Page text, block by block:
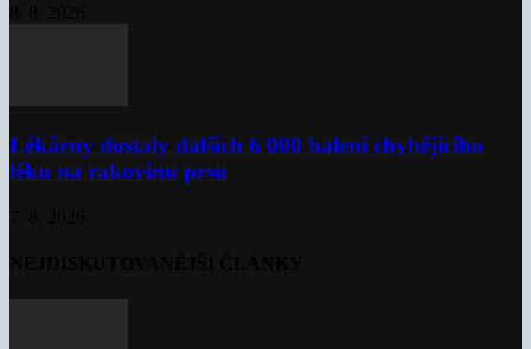
Lékárny dostaly dalších 6 000 balení chybějícího
léku na rakovinu prsu